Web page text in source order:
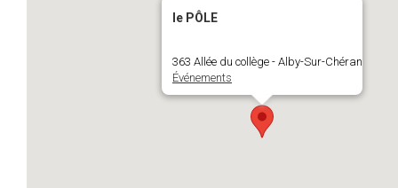
le PÔLE
363 Allée du collège - Alby-Sur-Chéran
Événements